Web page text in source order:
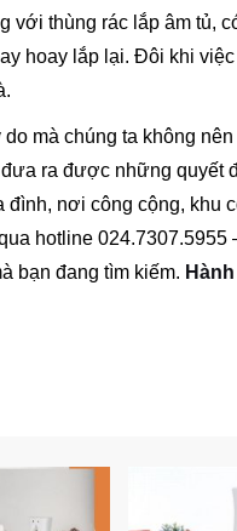
với thùng rác lắp âm tủ,
hoay lắp lại. Đôi khi
mà chúng ta không
ra được những quyết
đình, nơi công cộng, khu
hotline
bạn đang tìm kiếm.